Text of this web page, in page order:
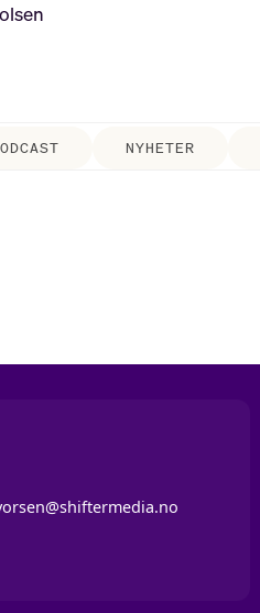
NYHETER